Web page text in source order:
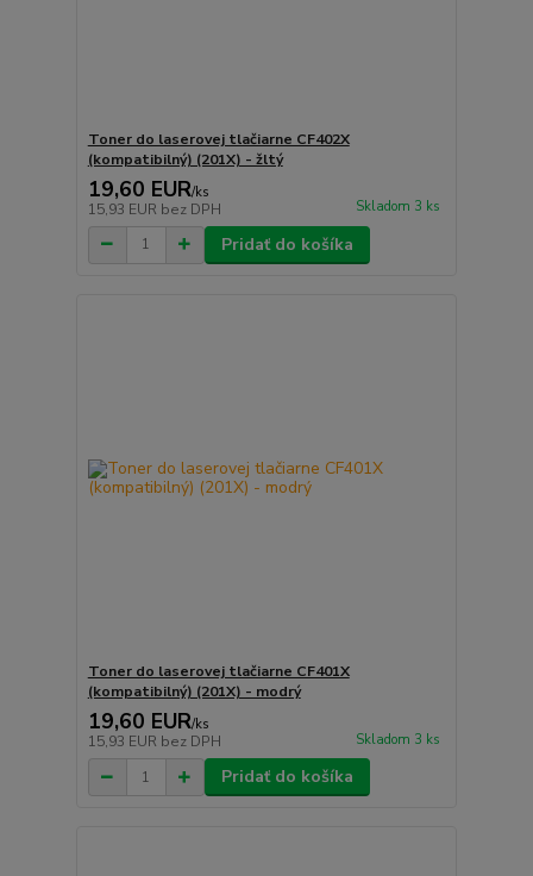
Toner do laserovej tlačiarne CF402X
(kompatibilný) (201X) - žltý
19,60 EUR/ks
15,93 EUR bez DPH Skladom 3 ks
Pridať do košíka
Toner do laserovej tlačiarne CF401X
(kompatibilný) (201X) - modrý
19,60 EUR/ks
15,93 EUR bez DPH Skladom 3 ks
Pridať do košíka